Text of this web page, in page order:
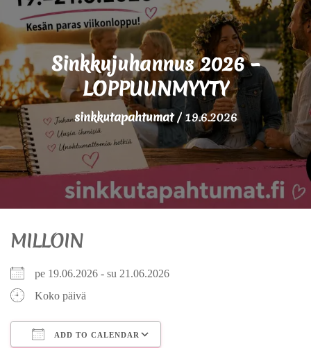
Sinkkujuhannus 2026 –
LOPPUUNMYYTY
sinkkutapahtumat/19.6.2026
MILLOIN
pe 19.06.2026 - su 21.06.2026
Koko päivä
ADD TO CALENDAR